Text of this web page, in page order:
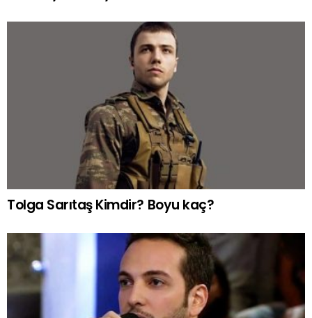
Tolga Sarıtaş Kimdir? Boyu kaç?